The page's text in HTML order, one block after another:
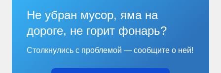
Не убран мусор, яма на
дороге, не горит фонарь?
Столкнулись с проблемой — сообщите о ней!